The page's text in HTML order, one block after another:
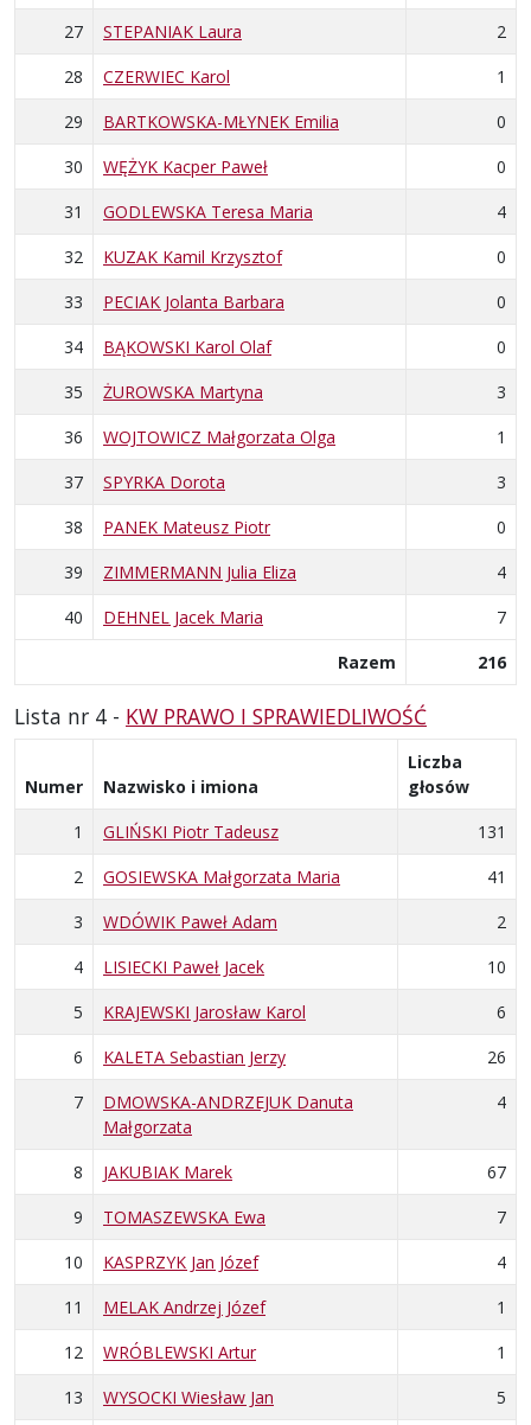
27
STEPANIAK Laura
2
28
CZERWIEC Karol
1
29
BARTKOWSKA-MŁYNEK Emilia
0
30
WĘŻYK Kacper Paweł
0
31
GODLEWSKA Teresa Maria
4
32
KUZAK Kamil Krzysztof
0
33
PECIAK Jolanta Barbara
0
34
BĄKOWSKI Karol Olaf
0
35
ŻUROWSKA Martyna
3
36
WOJTOWICZ Małgorzata Olga
1
37
SPYRKA Dorota
3
38
PANEK Mateusz Piotr
0
39
ZIMMERMANN Julia Eliza
4
40
DEHNEL Jacek Maria
7
Razem
216
Lista nr 4 - KW PRAWO I SPRAWIEDLIWOŚĆ
Numer Nazwisko i imiona
Liczba
głosów
1
GLIŃSKI Piotr Tadeusz
131
2
GOSIEWSKA Małgorzata Maria
41
3
WDÓWIK Paweł Adam
2
4
LISIECKI Paweł Jacek
10
5
KRAJEWSKI Jarosław Karol
6
6
KALETA Sebastian Jerzy
26
7
DMOWSKA-ANDRZEJUK Danuta
Małgorzata
4
8 JAKUBIAK Marek
67
9
TOMASZEWSKA Ewa
7
10
KASPRZYK Jan Józef
4
11
MELAK Andrzej Józef
1
12
WRÓBLEWSKI Artur
1
13
WYSOCKI Wiesław Jan
5